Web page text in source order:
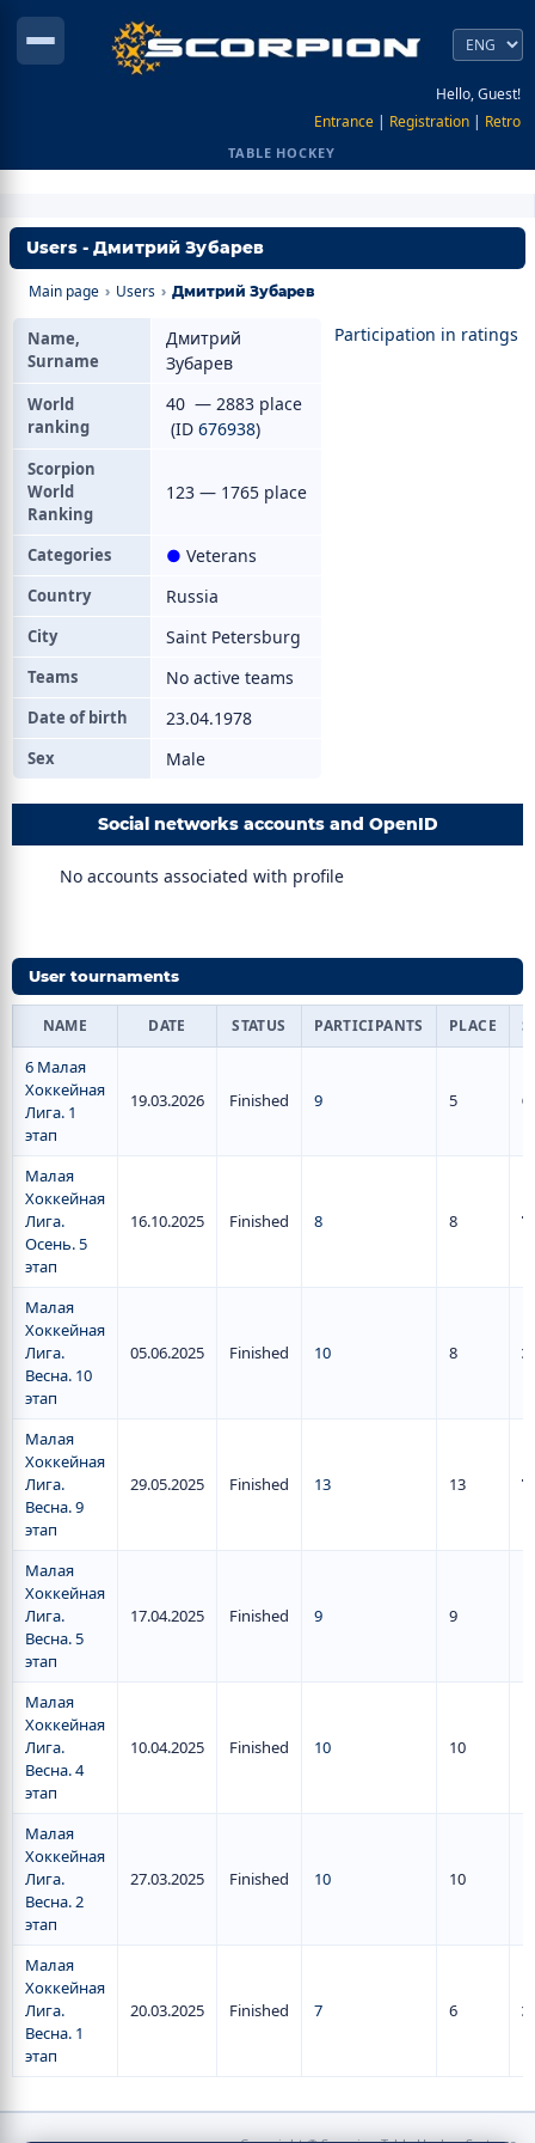
Hello, Guest!
Entrance | Registration | Retro
TABLE HOCKEY
Users - Дмитрий Зубарев
Main page › Users › Дмитрий Зубарев
Participation in ratings
Name,
Surname
Дмитрий
Зубарев
World
ranking
40 — 2883 place
(ID 676938)
Scorpion
World
Ranking
123 — 1765 place
Categories ● Veterans
Country Russia
City Saint Petersburg
Teams No active teams
Date of birth 23.04.1978
Sex Male
Social networks accounts and OpenID
No accounts associated with profile
User tournaments
NAME DATE STATUS PARTICIPANTS PLACE
6 Малая
Хоккейная
Лига. 1
этап
19.03.2026 Finished 9 5
Малая
Хоккейная
Лига.
Осень. 5
этап
16.10.2025 Finished 8 8 1
Малая
Хоккейная
Лига.
Весна. 10
этап
05.06.2025 Finished 10 8
Малая
Хоккейная
Лига.
Весна. 9
этап
29.05.2025 Finished 13 13 1
Малая
Хоккейная
Лига.
Весна. 5
этап
17.04.2025 Finished 9 9
Малая
Хоккейная
Лига.
Весна. 4
этап
10.04.2025 Finished 10 10
Малая
Хоккейная
Лига.
Весна. 2
этап
27.03.2025 Finished 10 10
Малая
Хоккейная
Лига.
Весна. 1
этап
20.03.2025 Finished 7 6